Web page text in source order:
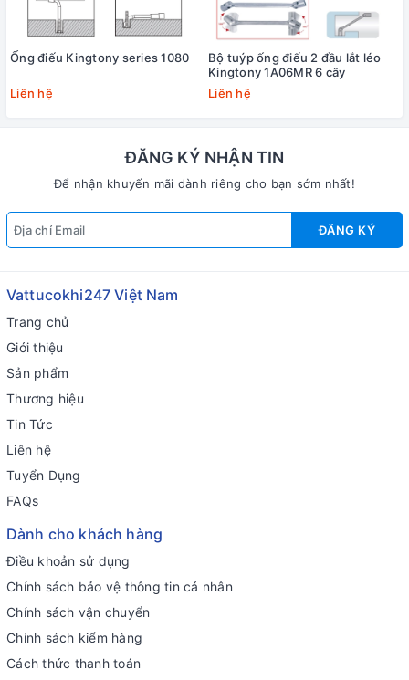
Ống điếu Kingtony series 1080
Liên hệ
Bộ tuýp ống điếu 2 đầu lắt léo
Kingtony 1A06MR 6 cây
Liên hệ
ĐĂNG KÝ NHẬN TIN
Để nhận khuyến mãi dành riêng cho bạn sớm nhất!
ĐĂNG KÝ
Vattucokhi247 Việt Nam
Trang chủ
Giới thiệu
Sản phẩm
Thương hiệu
Tin Tức
Liên hệ
Tuyển Dụng
FAQs
Dành cho khách hàng
Điều khoản sử dụng
Chính sách bảo vệ thông tin cá nhân
Chính sách vận chuyển
Chính sách kiểm hàng
Cách thức thanh toán